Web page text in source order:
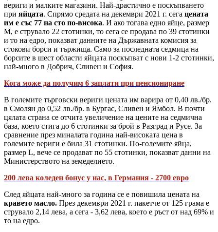
вериги и малките магазини. Най-драстично е поскъпването
при яйцата. Спрямо средата на декември 2021 г. сега цената
им е със 77 на сто по-висока. И ако тогава едно яйце, размер
М, е струвало 22 стотинки, то сега се продава по 39 стотинки
и то на едро, показват данните на Държавната комисия за
стокови борси и тържища. Само за последната седмица на
борсите в шест области яйцата поскъпват с нови 1-2 стотинки,
най-много в Добрич, Сливен и София.
Кога може да получим 6 заплати при пенсиониране
В големите търговски вериги цената им варира от 0,40 лв./бр.
в Смолян до 0,52 лв./бр. в Бургас, Сливен и Ямбол. В почти
цялата страна се отчита увеличение на цените на седмична
база, което стига до 6 стотинки за брой в Разград и Русе. За
сравнение през миналата година най-високата цена в
големите вериги е била 31 стотинки. По-големите яйца,
размер L, вече се продават по 55 стотинки, показват данни на
Министерството на земеделието.
200 лева коледен бонус у нас, в Германия - 2700 евро
След яйцата най-много за година се е повишила цената на
кравето масло. През декември 2021 г. пакетче от 125 грама е
струвало 2,14 лева, а сега - 3,62 лева, което е ръст от над 69% и
то на едро.